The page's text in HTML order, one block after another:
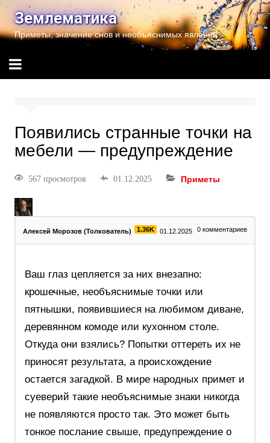
Землематика
Приметы, значение снов и необъяснимых явлений
Появились странные точки на
мебели — предупреждение
567 просмотров 01.12.2025 Приметы
Алексей Морозов (Толкователь) 1.36K 01.12.2025 0 комментариев
Ваш глаз цепляется за них внезапно:
крошечные, необъяснимые точки или
пятнышки, появившиеся на любимом диване,
деревянном комоде или кухонном столе.
Откуда они взялись? Попытки оттереть их не
приносят результата, а происхождение
остается загадкой. В мире народных примет и
суеверий такие необъяснимые знаки никогда
не появляются просто так. Это может быть
тонкое послание свыше, предупреждение о